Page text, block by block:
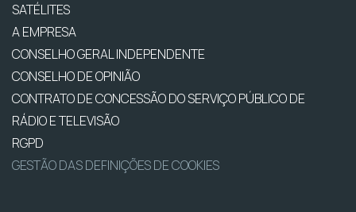
SATÉLITES
A EMPRESA
CONSELHO GERAL INDEPENDENTE
CONSELHO DE OPINIÃO
CONTRATO DE CONCESSÃO DO SERVIÇO PÚBLICO DE
RÁDIO E TELEVISÃO
RGPD
GESTÃO DAS DEFINIÇÕES DE COOKIES